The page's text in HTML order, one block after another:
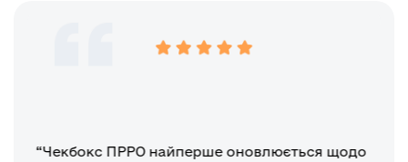
“Чекбокс ПРРО найперше оновлюється щодо